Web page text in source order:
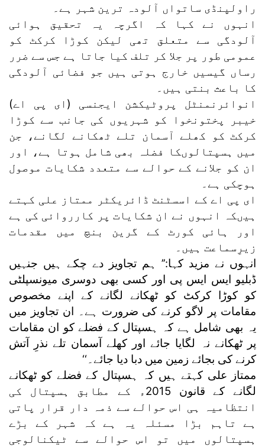
راولپنڈی ساتواں آلودہ ترین شہر ہے۔
انہوں نے کہا کہ اگرچہ یہ تحقیق ہوائی
آلودگی سے متعلق تھی لیکن کوڑا کرکٹ کو
عمومی طور پر جلا کر تلف کیا جاتا ہے جس سے ضرر
رساں گیسیں خارج ہوتی ہیں جو فضائی آلودگی
کا باعث بنتی ہیں۔
انوائرنمنٹل پروٹیکشن ایجنسی (ای پی اے)
خیبر پختونخوا کو شہریوں کی جانب سے کوڑا
کرکٹ کو کھلے آسمان تلے ٹھکانے لگانے، جن
میں ہسپتالوںکا فضلہ بھی شامل ہوتا ہے، اور
ان کو جلانے کے حوالے سے متعدد شکایات موصول
ہوچکی ہے۔
ای پی اے کے اسسٹنٹ ڈائریکٹر ممتاز علی کہتے
ہیںکہ انہوں نے ان شکایات پر کارروائی کی ہے
اور ہائی کورٹ کے گرین بنچ میں مقدمات
زیرِسماعت ہیں۔
انہوں نے مزید کہا:’’ ہم تجاویز دے چکے ہیں جنہیں
ڈبلیو ایس ایس پی اور کسی بھی دوسری میونسپلٹی
کو کوڑا کرکٹ کو ٹھکانے لگانے کے اپنے مخصوص
مقامات پر لاگو کرنے کی ضرورت ہے۔ ان تجاویز میں
یہ بھی شامل ہے کہ ہسپتال کے فضلے کو ان مقامات
پر ٹھکانے نہ لگایا جائے اور کھلے آسمان تلے نذرِ آتش
کرنے کی بجائے زمین میں دبا دیا جائے۔‘‘
ممتاز علی کہتے ہیں کہ ہسپتال کے فضلے کو ٹھکانے
لگانے کے قانون 2015ء کے مطابق ہسپتال کی
انتظامیہ ہی اس حوالے سے ذمہ دار قرار پاتی
ہے تاہم بڑا مسئلہ یہ ہے کہ شہر کے بڑے
ہسپتالوں میں تو اس حوالے سے ٹیکنالوجی